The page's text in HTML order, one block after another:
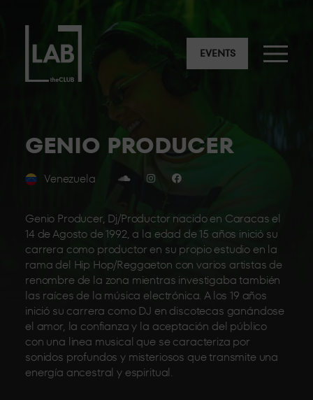
EVENTS
GENIO PRODUCER
Venezuela
Genio Producer, Dj/Productor nacido en Caracas el
14 de Agosto de 1992, a la edad de 15 años inició su
carrera como productor en su propio estudio en la
rama del Hip Hop/Reggaeton con varios artistas de
renombre de la zona mientras investigaba también
las raíces de la música electrónica. A los 19 años
inició su carrera como DJ en discotecas ganándose
el amor, la confianza y la aceptación del público
con una linea musical que se caracteriza por
sonidos profundos y misteriosos que transmite una
energía ancestral y espiritual.